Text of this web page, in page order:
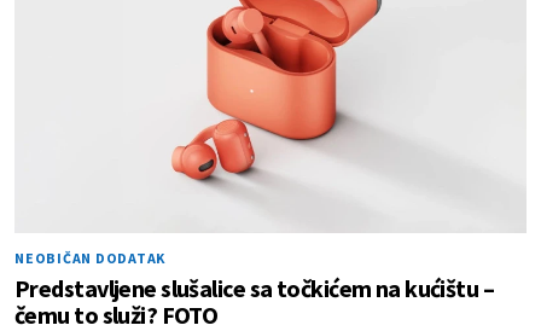
NEOBIČAN DODATAK
Predstavljene slušalice sa točkićem na kućištu –
čemu to služi? FOTO